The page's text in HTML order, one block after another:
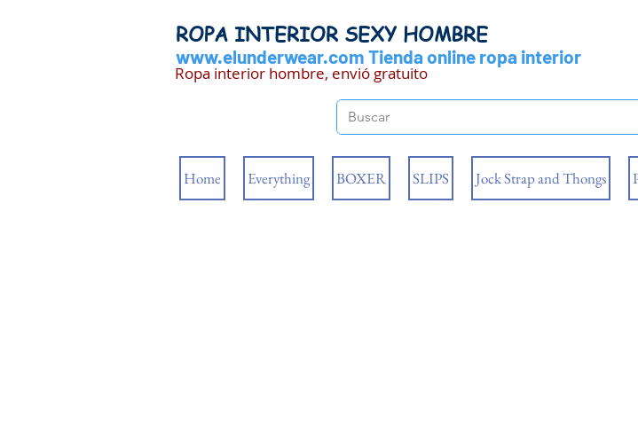
ROPA INTERIOR SEXY HOMBRE
www.elunderwear.com Tienda online ropa interior
Ropa interior hombre, envió gratuito
Home Everything BOXER SLIPS Jock Strap and Thongs